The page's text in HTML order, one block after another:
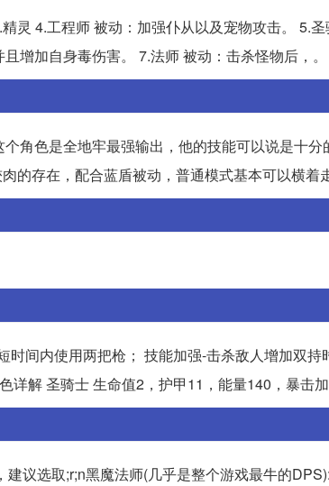
灵 4.工程师 被动：加强仆从以及宠物攻击。 5.圣
增加自身毒伤害。 7.法师 被动：击杀怪物后，。
角色是全地牢最强输出，他的技能可以说是十分
存在，配合蓝盾被动，普通模式基本可以横着
间内使用两把枪； 技能加强-击杀敌人增加双持
解 圣骑士 生命值2，护甲11，能量140，暴击加
议选取;r;n黑魔法师(几乎是整个游戏最牛的